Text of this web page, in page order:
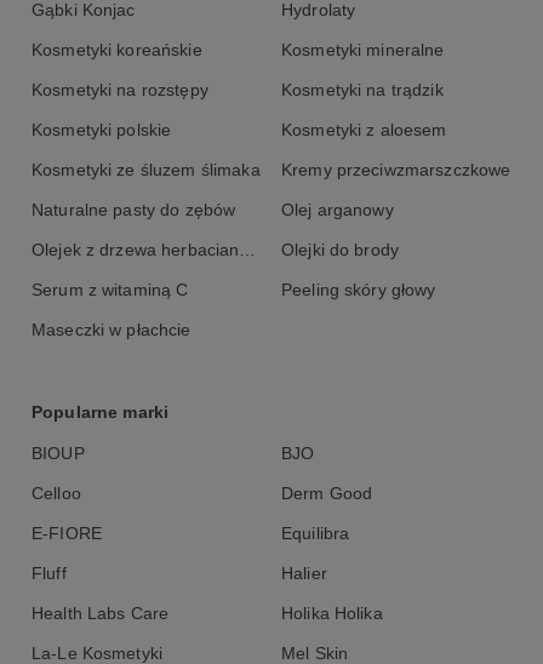
eko przyjazny: opakowania wtórne FSC
wyprodukowany we Włoszech
Gąbki Konjac Hydrolaty
Kosmetyki koreańskie Kosmetyki mineralne
Kosmetyki na rozstępy Kosmetyki na trądzik
Kosmetyki polskie Kosmetyki z aloesem
Kosmetyki ze śluzem ślimaka Kremy przeciwzmarszczkowe
Naturalne pasty do zębów Olej arganowy
Olejek z drzewa herbacianego Olejki do brody
Serum z witaminą C Peeling skóry głowy
Maseczki w płachcie
Popularne marki
BIOUP BJO
Celloo Derm Good
E-FIORE Equilibra
Fluff Halier
Health Labs Care Holika Holika
La-Le Kosmetyki Mel Skin